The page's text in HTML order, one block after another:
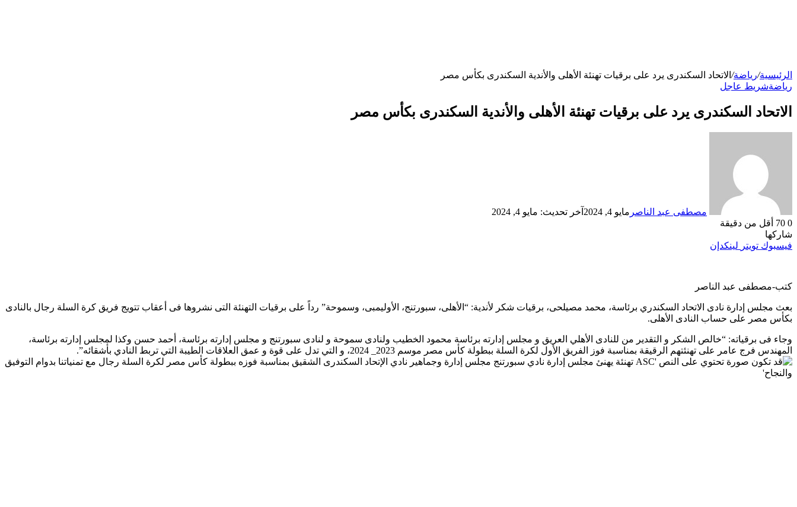
الرئيسية/رياضة/ الاتحاد السكندرى يرد على برقيات تهنئة الأهلى والأندية السكندرى بكأس مصر
رياضةشريط عاجل
الاتحاد السكندرى يرد على برقيات تهنئة الأهلى والأندية السكندرى بكأس مصر
مصطفى عبد الناصر مايو 4, 2024
آخر تحديث: مايو 4, 2024
0
أقل من دقيقة
شاركها
فيسبوك تويتر لينكدإن
كتب-مصطفى عبد الناصر
بعث مجلس إدارة نادى الاتحاد السكندري برئاسة، محمد مصيلحى، برقيات شكر لأندية: “الأهلى، سبورتنج، الأوليمبى، وسموحة” رداً على برقيات التهنئة التى نشروها فى أعقاب تتويج فريق كرة السلة رجال بالنادى
بكأس مصر على حساب النادى الأهلى.
وجاء فى برقياته: “خالص الشكر و التقدير من للنادى الأهلي العريق و مجلس إدارته برئاسة محمود الخطيب ولنادى سموحة و لنادى سبورتنج و مجلس إدارته برئاسة، أحمد حسن وكذا لمجلس إدارته برئاسة،
المهندس فرج عامر على تهنئتهم الرقيقة بمناسبة فوز الفريق الأول لكرة السلة ببطولة كأس مصر موسم 2023_ 2024، و التي تدل على قوة و عمق العلاقات الطيبة التي تربط النادي بأشقائه”.